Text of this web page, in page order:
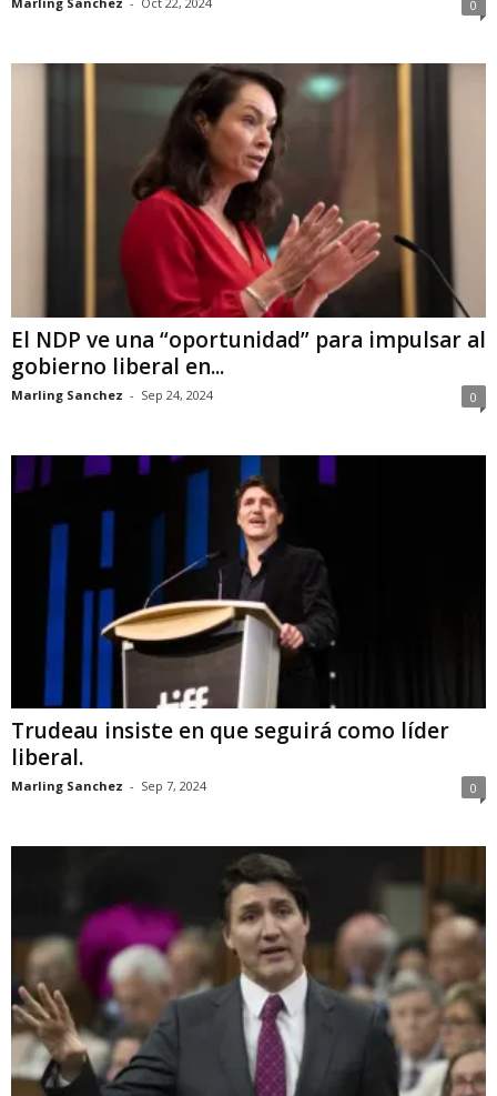
0
El NDP ve una “oportunidad” para impulsar al
gobierno liberal en...
Marling Sanchez - Sep 24, 2024 0
Trudeau insiste en que seguirá como líder
liberal.
Marling Sanchez - Sep 7, 2024 0